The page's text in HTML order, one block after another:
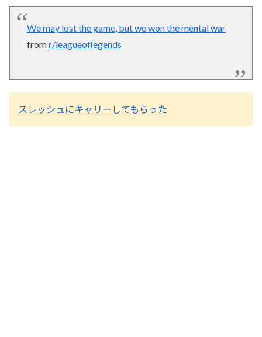
We may lost the game, but we won the mental war
fromr/leagueoflegends
スレッシュにキャリーしてもらった